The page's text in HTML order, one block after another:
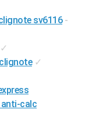
sv6116 -
✓
✓
anti-calc